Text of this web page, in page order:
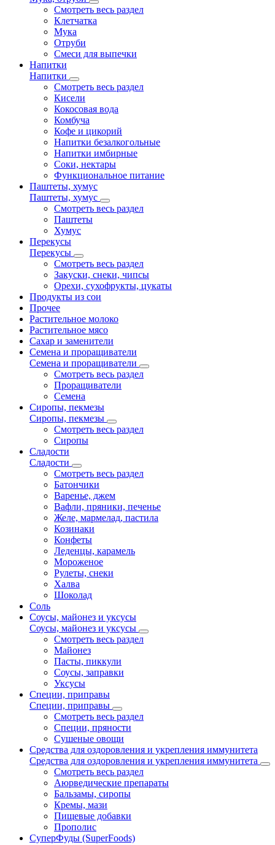
Смотреть весь раздел
Клетчатка
Мука
Отруби
Смеси для выпечки
Напитки
Напитки
Смотреть весь раздел
Кисели
Кокосовая вода
Комбуча
Кофе и цикорий
Напитки безалкогольные
Напитки имбирные
Соки, нектары
Функциональное питание
Паштеты, хумус
Паштеты, хумус
Смотреть весь раздел
Паштеты
Хумус
Перекусы
Перекусы
Смотреть весь раздел
Закуски, снеки, чипсы
Орехи, сухофрукты, цукаты
Продукты из сои
Прочее
Растительное молоко
Растительное мясо
Сахар и заменители
Семена и проращиватели
Семена и проращиватели
Смотреть весь раздел
Проращиватели
Семена
Сиропы, пекмезы
Сиропы, пекмезы
Смотреть весь раздел
Сиропы
Сладости
Сладости
Смотреть весь раздел
Батончики
Варенье, джем
Вафли, пряники, печенье
Желе, мармелад, пастила
Козинаки
Конфеты
Леденцы, карамель
Мороженое
Рулеты, снеки
Халва
Шоколад
Соль
Соусы, майонез и уксусы
Соусы, майонез и уксусы
Смотреть весь раздел
Майонез
Пасты, пиккули
Соусы, заправки
Уксусы
Специи, приправы
Специи, приправы
Смотреть весь раздел
Специи, пряности
Сушеные овощи
Средства для оздоровления и укрепления иммунитета
Средства для оздоровления и укрепления иммунитета
Смотреть весь раздел
Аюрведические препараты
Бальзамы, сиропы
Кремы, мази
Пищевые добавки
Прополис
СуперФуды (SuperFoods)